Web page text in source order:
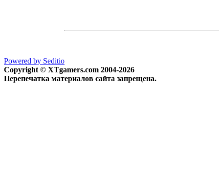
Powered by Seditio
Copyright © XTgamers.com 2004-2026
Перепечатка материалов сайта запрещена.